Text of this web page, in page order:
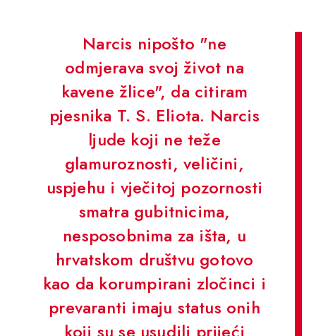
Narcis nipošto "ne
odmjerava svoj život na
kavene žlice", da citiram
pjesnika T. S. Eliota. Narcis
ljude koji ne teže
glamuroznosti, veličini,
uspjehu i vječitoj pozornosti
smatra gubitnicima,
nesposobnima za išta, u
hrvatskom društvu gotovo
kao da korumpirani zločinci i
prevaranti imaju status onih